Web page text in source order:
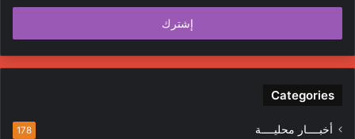
الإلكتروني
Categories
أخبــــار محليــــة 178